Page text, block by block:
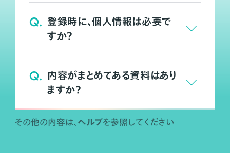
Q. 登録時に、個人情報は必要で
すか？
Q. 内容がまとめてある資料はあり
ますか？
その他の内容は、 ヘルプを参照してください